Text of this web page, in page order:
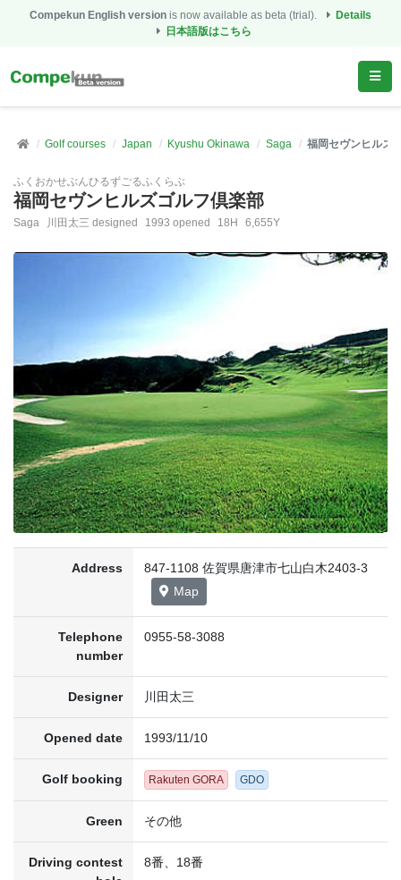
Compekun English version is now available as beta (trial).
Details
日本語版はこちら
Golf courses Japan Kyushu Okinawa Saga 福岡セヴンヒルズ
ふくおかせぶんひるずごるふくらぶ
福岡セヴンヒルズゴルフ倶楽部
Saga 川田太三 designed 1993 opened 18H 6,655Y
Address
847-1108 佐賀県唐津市七山白木2403-3
Map
Telephone
number
0955-58-3088
Designer 川田太三
Opened date 1993/11/10
Golf booking Rakuten GORA GDO
Green その他
Driving contest
8番、18番